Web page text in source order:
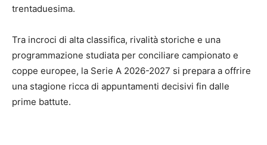
trentaduesima.
Tra incroci di alta classifica, rivalità storiche e una
programmazione studiata per conciliare campionato e
coppe europee, la Serie A 2026-2027 si prepara a offrire
una stagione ricca di appuntamenti decisivi fin dalle
prime battute.